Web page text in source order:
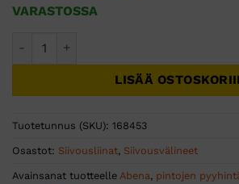
VARASTOSSA
LISÄÄ
Tuotetunnus (SKU): 168453
Osastot: Siivousliinat, Siivousvälineet
Avainsanat tuotteelle Abena, pintojen